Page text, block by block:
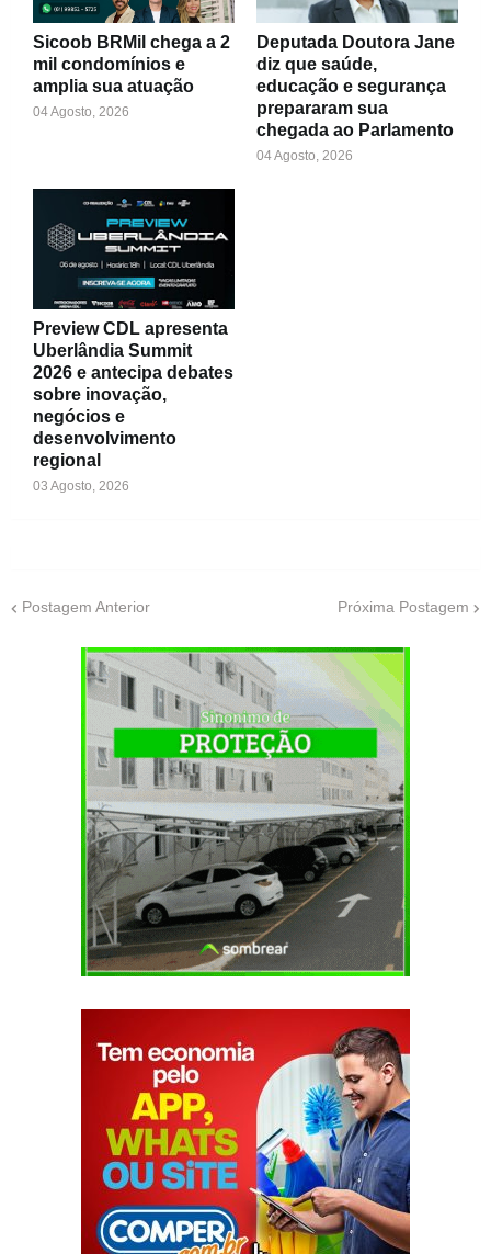
Sicoob BRMil chega a 2
mil condomínios e
amplia sua atuação
04 Agosto, 2026
Deputada Doutora Jane
diz que saúde,
educação e segurança
prepararam sua
chegada ao Parlamento
04 Agosto, 2026
Preview CDL apresenta
Uberlândia Summit
2026 e antecipa debates
sobre inovação,
negócios e
desenvolvimento
regional
03 Agosto, 2026
Postagem Anterior Próxima Postagem